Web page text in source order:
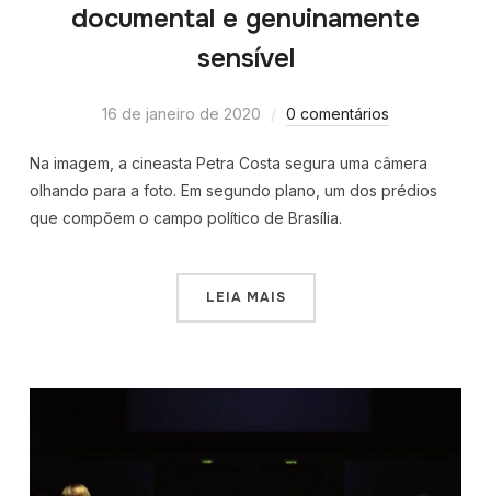
documental e genuinamente
sensível
16 de janeiro de 2020 0 comentários
Na imagem, a cineasta Petra Costa segura uma câmera
olhando para a foto. Em segundo plano, um dos prédios
que compõem o campo político de Brasília.
LEIA MAIS